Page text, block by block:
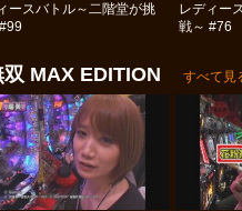
ースバトル～二階堂が挑
レディー
戦～ #76
MAX EDITION すべて見